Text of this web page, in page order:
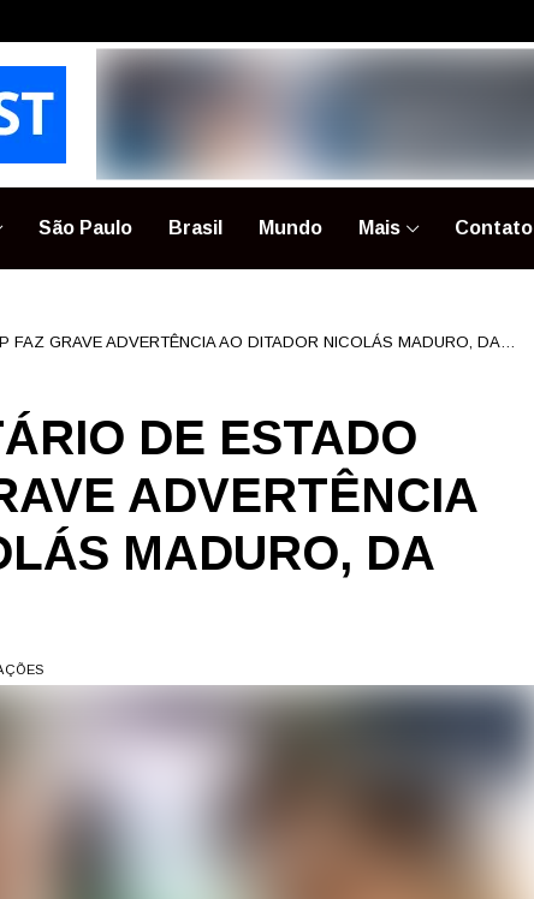
São Paulo Brasil Mundo Mais Contato
FAZ GRAVE ADVERTÊNCIA AO DITADOR NICOLÁS MADURO, DA
DE ESTADO
ADVERTÊNCIA
MADURO, DA